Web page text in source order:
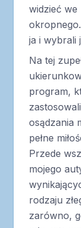
widzieć we
ja i wybrali
Na tej
program,
osądzania
pełne
Przede
mojego
rodzaju
zarówno,